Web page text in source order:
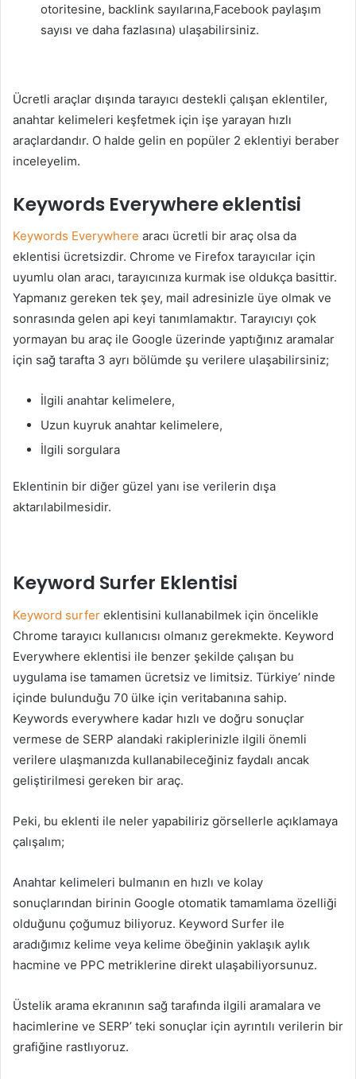
otoritesine, backlink sayılarına,Facebook paylaşım
sayısı ve daha fazlasına) ulaşabilirsiniz.
Ücretli araçlar dışında tarayıcı destekli çalışan eklentiler,
anahtar kelimeleri keşfetmek için işe yarayan hızlı
araçlardandır. O halde gelin en popüler 2 eklentiyi beraber
inceleyelim.
Keywords Everywhere eklentisi
Keywords Everywhere aracı ücretli bir araç olsa da
eklentisi ücretsizdir. Chrome ve Firefox tarayıcılar için
uyumlu olan aracı, tarayıcınıza kurmak ise oldukça basittir.
Yapmanız gereken tek şey, mail adresinizle üye olmak ve
sonrasında gelen api keyi tanımlamaktır. Tarayıcıyı çok
yormayan bu araç ile Google üzerinde yaptığınız aramalar
için sağ tarafta 3 ayrı bölümde şu verilere ulaşabilirsiniz;
İlgili anahtar kelimelere,
Uzun kuyruk anahtar kelimelere,
İlgili sorgulara
Eklentinin bir diğer güzel yanı ise verilerin dışa
aktarılabilmesidir.
Keyword Surfer Eklentisi
Keyword surfer eklentisini kullanabilmek için öncelikle
Chrome tarayıcı kullanıcısı olmanız gerekmekte. Keyword
Everywhere eklentisi ile benzer şekilde çalışan bu
uygulama ise tamamen ücretsiz ve limitsiz. Türkiye’ ninde
içinde bulunduğu 70 ülke için veritabanına sahip.
Keywords everywhere kadar hızlı ve doğru sonuçlar
vermese de SERP alandaki rakiplerinizle ilgili önemli
verilere ulaşmanızda kullanabileceğiniz faydalı ancak
geliştirilmesi gereken bir araç.
Peki, bu eklenti ile neler yapabiliriz görsellerle açıklamaya
çalışalım;
Anahtar kelimeleri bulmanın en hızlı ve kolay
sonuçlarından birinin Google otomatik tamamlama özelliği
olduğunu çoğumuz biliyoruz. Keyword Surfer ile
aradığımız kelime veya kelime öbeğinin yaklaşık aylık
hacmine ve PPC metriklerine direkt ulaşabiliyorsunuz.
Üstelik arama ekranının sağ tarafında ilgili aramalara ve
hacimlerine ve SERP’ teki sonuçlar için ayrıntılı verilerin bir
grafiğine rastlıyoruz.